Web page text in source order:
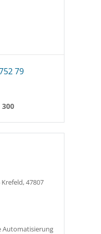
79
300
47807
Automatisierung